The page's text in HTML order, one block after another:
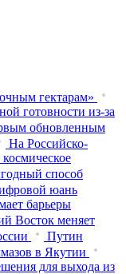
гектарам»
готовности из‑за
обновленным
На Российско-
способ
юань
барьеры
Восток меняет
Путин
в Якутии
для выхода из